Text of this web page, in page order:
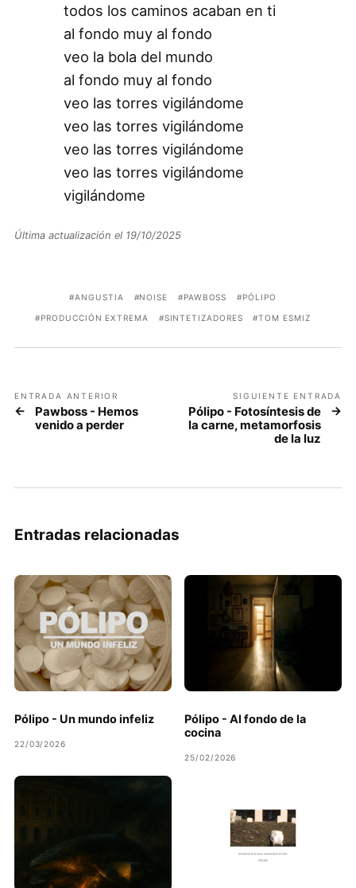
todos los caminos acaban en ti
al fondo muy al fondo
veo la bola del mundo
al fondo muy al fondo
veo las torres vigilándome
veo las torres vigilándome
veo las torres vigilándome
veo las torres vigilándome
vigilándome
Última actualización el 19/10/2025
ANGUSTIA NOISE PAWBOSS PÓLIPO
PRODUCCIÓN EXTREMA SINTETIZADORES TOM ESMIZ
ENTRADA ANTERIOR
Pawboss - Hemos
venido a perder
SIGUIENTE ENTRADA
Pólipo - Fotosíntesis de
la carne, metamorfosis
de la luz
Entradas relacionadas
Pólipo - Un mundo infeliz
22/03/2026
Pólipo - Al fondo de la
cocina
25/02/2026